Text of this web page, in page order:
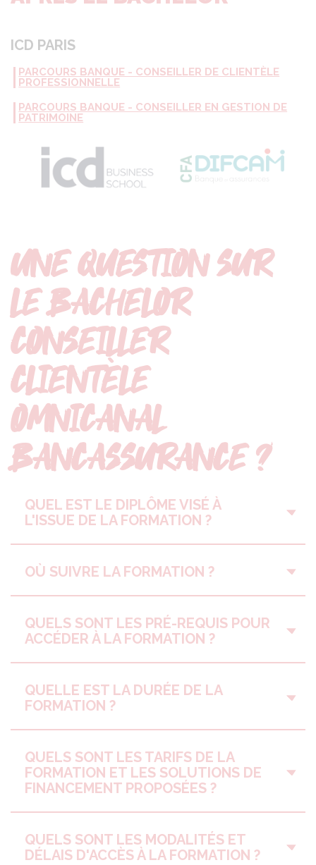
ICD PARIS
PARCOURS BANQUE - CONSEILLER DE CLIENTÈLE
PROFESSIONNELLE
PARCOURS BANQUE - CONSEILLER EN GESTION DE
PATRIMOINE
UNE QUESTION SUR
LE BACHELOR
CONSEILLER
CLIENTÈLE
OMNICANAL
BANCASSURANCE ?
QUEL EST LE DIPLÔME VISÉ À
L'ISSUE DE LA FORMATION ?
OÙ SUIVRE LA FORMATION ?
QUELS SONT LES PRÉ-REQUIS POUR
ACCÉDER À LA FORMATION ?
QUELLE EST LA DURÉE DE LA
FORMATION ?
QUELS SONT LES TARIFS DE LA
FORMATION ET LES SOLUTIONS DE
FINANCEMENT PROPOSÉES ?
QUELS SONT LES MODALITÉS ET
DÉLAIS D'ACCÈS À LA FORMATION ?